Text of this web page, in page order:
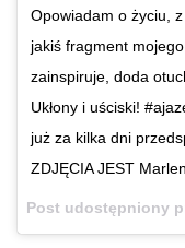
Opowiadam o życiu,
jakiś fragment
zainspiruje, doda
Ukłony i uściski!
już za kilka dni
ZDJĘCIA JEST
Post udostępniony